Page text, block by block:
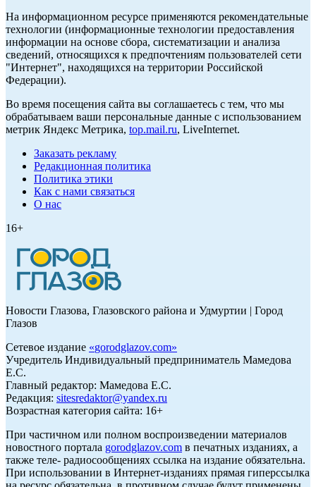
На информационном ресурсе применяются рекомендательные
технологии (информационные технологии предоставления
информации на основе сбора, систематизации и анализа
сведений, относящихся к предпочтениям пользователей сети
"Интернет", находящихся на территории Российской
Федерации).
Во время посещения сайта вы соглашаетесь с тем, что мы
обрабатываем ваши персональные данные с использованием
метрик Яндекс Метрика, top.mail.ru, LiveInternet.
Заказать рекламу
Редакционная политика
Политика этики
Как с нами связаться
О нас
16+
Новости Глазова, Глазовского района и Удмуртии | Город
Глазов
Сетевое издание «gorodglazov.com»
Учредитель Индивидуальный предприниматель Мамедова
Е.С.
Главный редактор: Мамедова Е.С.
Редакция: sitesredaktor@yandex.ru
Возрастная категория сайта: 16+
При частичном или полном воспроизведении материалов
новостного портала gorodglazov.com в печатных изданиях, а
также теле- радиосообщениях ссылка на издание обязательна.
При использовании в Интернет-изданиях прямая гиперссылка